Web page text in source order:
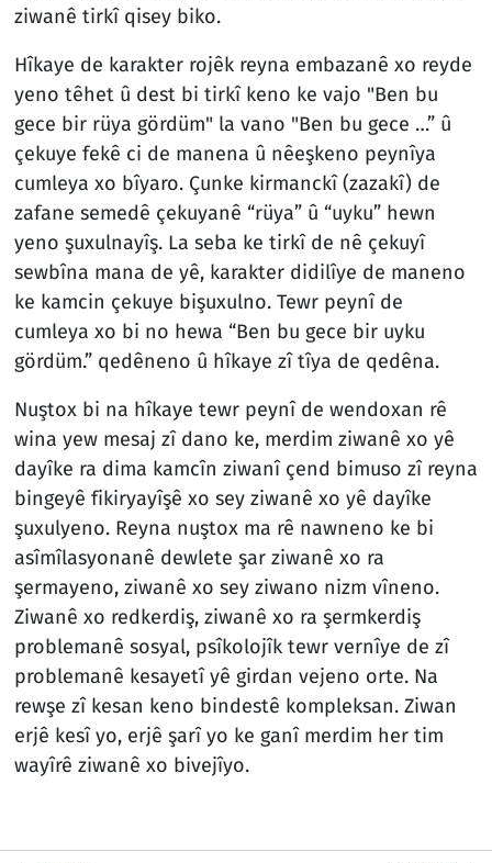
ziwanê tirkî qisey biko.
Hîkaye de karakter rojêk reyna embazanê xo reyde
yeno têhet û dest bi tirkî keno ke vajo "Ben bu
gece bir rüya gördüm" la vano "Ben bu gece …” û
çekuye fekê ci de manena û nêeşkeno peynîya
cumleya xo bîyaro. Çunke kirmanckî (zazakî) de
zafane semedê çekuyanê “rüya” û “uyku” hewn
yeno şuxulnayîş. La seba ke tirkî de nê çekuyî
sewbîna mana de yê, karakter didilîye de maneno
ke kamcin çekuye bişuxulno. Tewr peynî de
cumleya xo bi no hewa “Ben bu gece bir uyku
gördüm.” qedêneno û hîkaye zî tîya de qedêna.
Nuştox bi na hîkaye tewr peynî de wendoxan rê
wina yew mesaj zî dano ke, merdim ziwanê xo yê
dayîke ra dima kamcîn ziwanî çend bimuso zî reyna
bingeyê fikiryayîşê xo sey ziwanê xo yê dayîke
şuxulyeno. Reyna nuştox ma rê nawneno ke bi
asîmîlasyonanê dewlete şar ziwanê xo ra
şermayeno, ziwanê xo sey ziwano nizm vîneno.
Ziwanê xo redkerdiş, ziwanê xo ra şermkerdiş
problemanê sosyal, psîkolojîk tewr vernîye de zî
problemanê kesayetî yê girdan vejeno orte. Na
rewşe zî kesan keno bindestê kompleksan. Ziwan
erjê kesî yo, erjê şarî yo ke ganî merdim her tim
wayîrê ziwanê xo bivejîyo.